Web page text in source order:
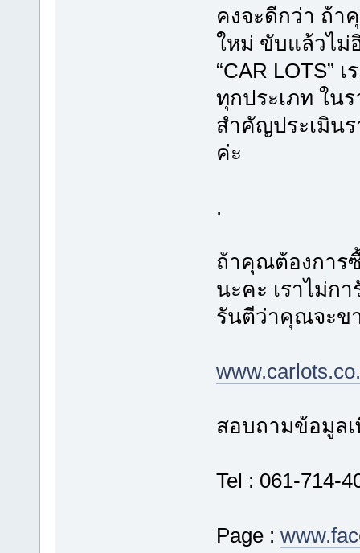
คงจะดีกว่า ถ้า
ใหม่ ขับแล้วไม่
“CAR LOTS”
ทุกประเภท ใน
สำคัญประเมิน
ค่ะ
.
ถ้าคุณต้องการซื้
นะคะ เราไม่ก
รันตีว่าคุณจะข
สอบถามข้อมูลเ
Tel : 061-714-
Page :